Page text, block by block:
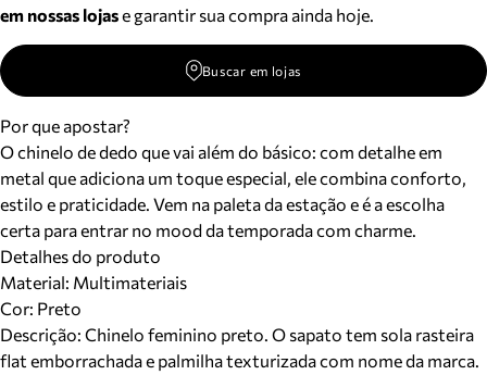
em nossas lojase garantir sua compra ainda hoje.
Buscar em lojas
Por que apostar?
O chinelo de dedo que vai além do básico: com detalhe em
metal que adiciona um toque especial, ele combina conforto,
estilo e praticidade. Vem na paleta da estação e é a escolha
certa para entrar no mood da temporada com charme.
Detalhes do produto
Material: Multimateriais
Cor: Preto
Descrição: Chinelo feminino preto. O sapato tem sola rasteira
flat emborrachada e palmilha texturizada com nome da marca.